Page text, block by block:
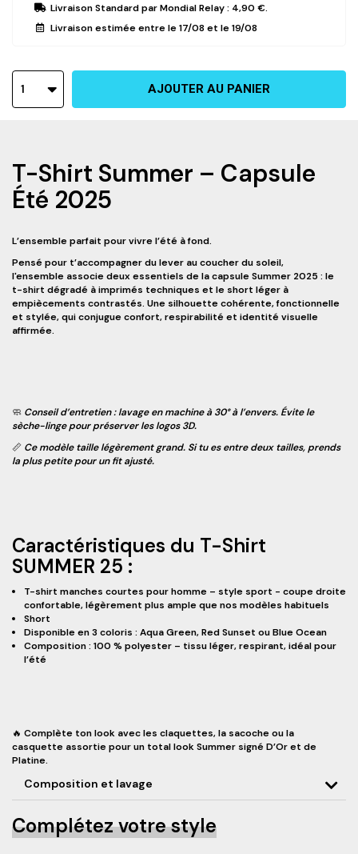
Livraison Standardpar Mondial Relay : 4,90 €.
Livraison estimée entre le17/08 et le19/08
1 AJOUTER AU PANIER
T-Shirt Summer – Capsule
Été 2025
L’ensemble parfait pour vivre l’été à fond.
Pensé pour t’accompagner du lever au coucher du soleil,
l'ensemble associe deux essentiels de la capsule Summer 2025 : le
t-shirt dégradé à imprimés techniques et le short léger à
empiècements contrastés. Une silhouette cohérente, fonctionnelle
et stylée, qui conjugue confort, respirabilité et identité visuelle
affirmée.
🧼 Conseil d’entretien: lavage en machine à 30° à l’envers. Évite le
sèche-linge pour préserver les logos 3D.
📏 Ce modèle taille légèrement grand. Si tu es entre deux tailles, prends
la plus petite pour un fit ajusté.
Caractéristiques du T-Shirt
SUMMER 25 :
T-shirt manches courtes pour homme – style sport - coupe droite
confortable, légèrement plus ample que nos modèles habituels
Short
Disponible en 3 coloris : Aqua Green, Red Sunset ou Blue Ocean
Composition : 100 % polyester – tissu léger, respirant, idéal pour
l’été
🔥 Complète ton look avec les claquettes, la sacoche ou la
casquette assortie pour un total look Summer signé D’Or et de
Platine.
Composition et lavage
Complétez votre style